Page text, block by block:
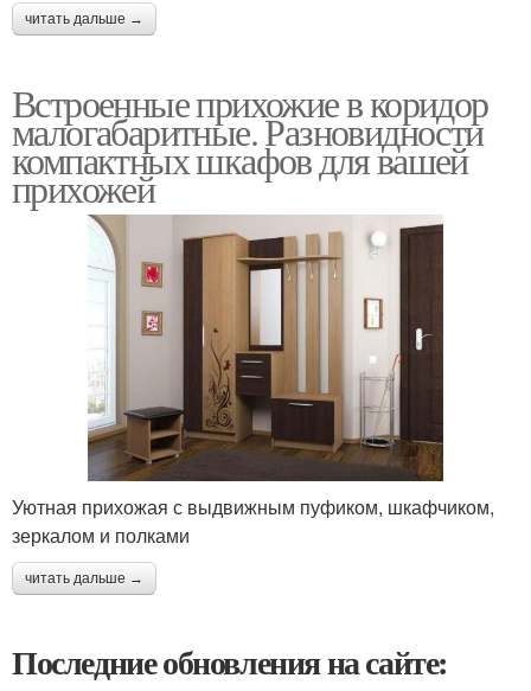
читать дальше →
Встроенные прихожие в коридор
малогабаритные. Разновидности
компактных шкафов для вашей
прихожей
Уютная прихожая с выдвижным пуфиком, шкафчиком,
зеркалом и полками
читать дальше →
Последние обновления на сайте: